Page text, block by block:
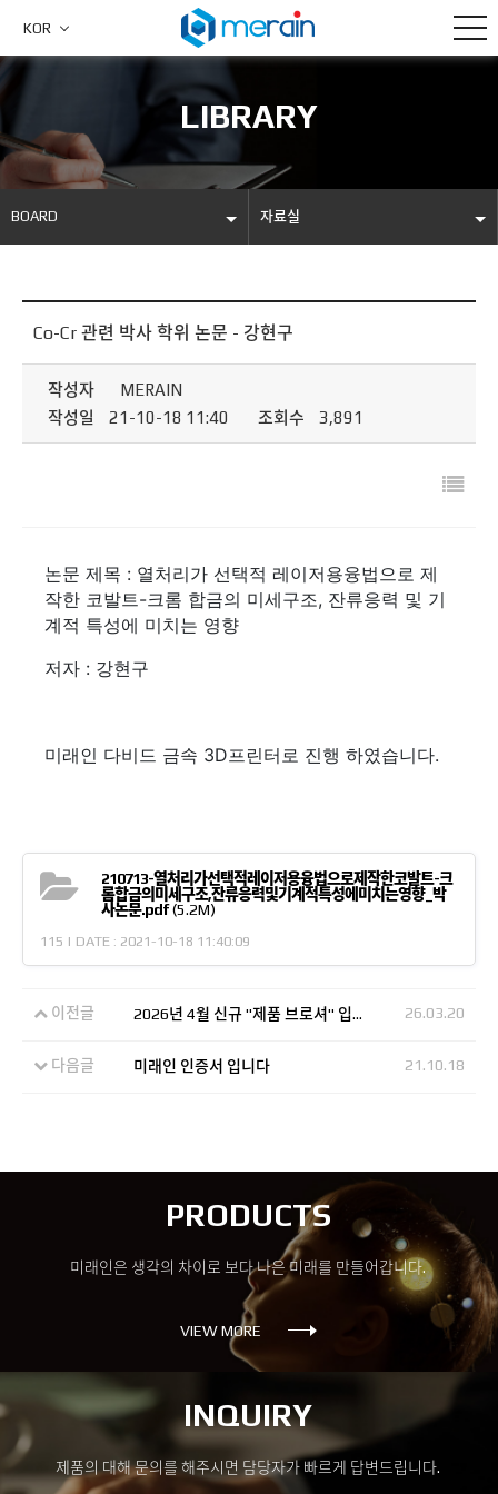
KOR
LIBRARY
BOARD
BOARD
자료실
DAVID LAB
Co-Cr 관련 박사 학위 논문 - 강현구
작성자
MERAIN
작성일
21-10-18 11:40 조회수 3,891
논문 제목 : 열처리가 선택적 레이저용융법으로 제
작한 코발트-크롬 합금의 미세구조, 잔류응력 및 기
계적 특성에 미치는 영향
저자 : 강현구
미래인 다비드 금속 3D프린터로 진행 하였습니다.
210713-열처리가선택적레이저용융법으로제작한코발트-크
롬합금의미세구조,잔류응력및기계적특성에미치는영향_박
사논문.pdf(5.2M)
115 | DATE : 2021-10-18 11:40:09
이전글 2026년 4월 신규 "제품 브로셔" 입니다 26.03.20
다음글 미래인 인증서 입니다 21.10.18
PRODUCTS
미래인은 생각의 차이로 보다 나은 미래를 만들어갑니다.
VIEW MORE
INQUIRY
제품의 대해 문의를 해주시면 담당자가 빠르게 답변드립니다.